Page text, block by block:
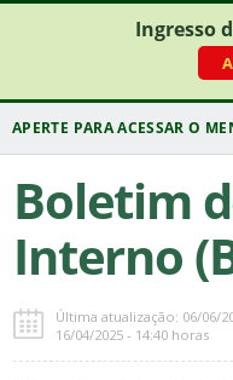
Ingresso
Boletim
Interno
Última atualização: 06/06/
16/04/2025 - 14:40 horas